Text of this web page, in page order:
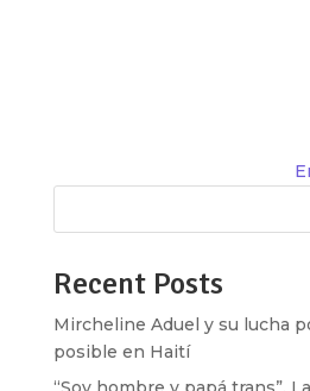
Recent Posts
Mircheline Aduel y su lucha
posible en Haití